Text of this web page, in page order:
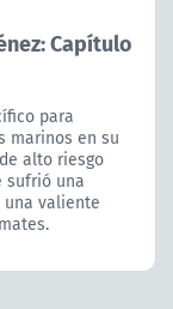
Capítulo
para
marinos en su
alto riesgo
sufrió una
una valiente